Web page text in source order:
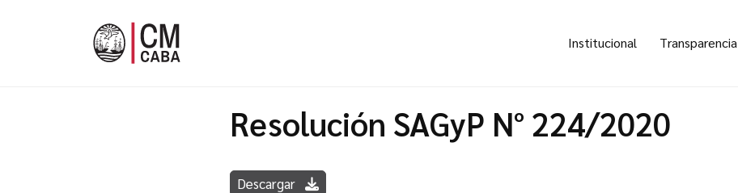
Institucional Transparencia
Resolución SAGyP N° 224/2020
Descargar